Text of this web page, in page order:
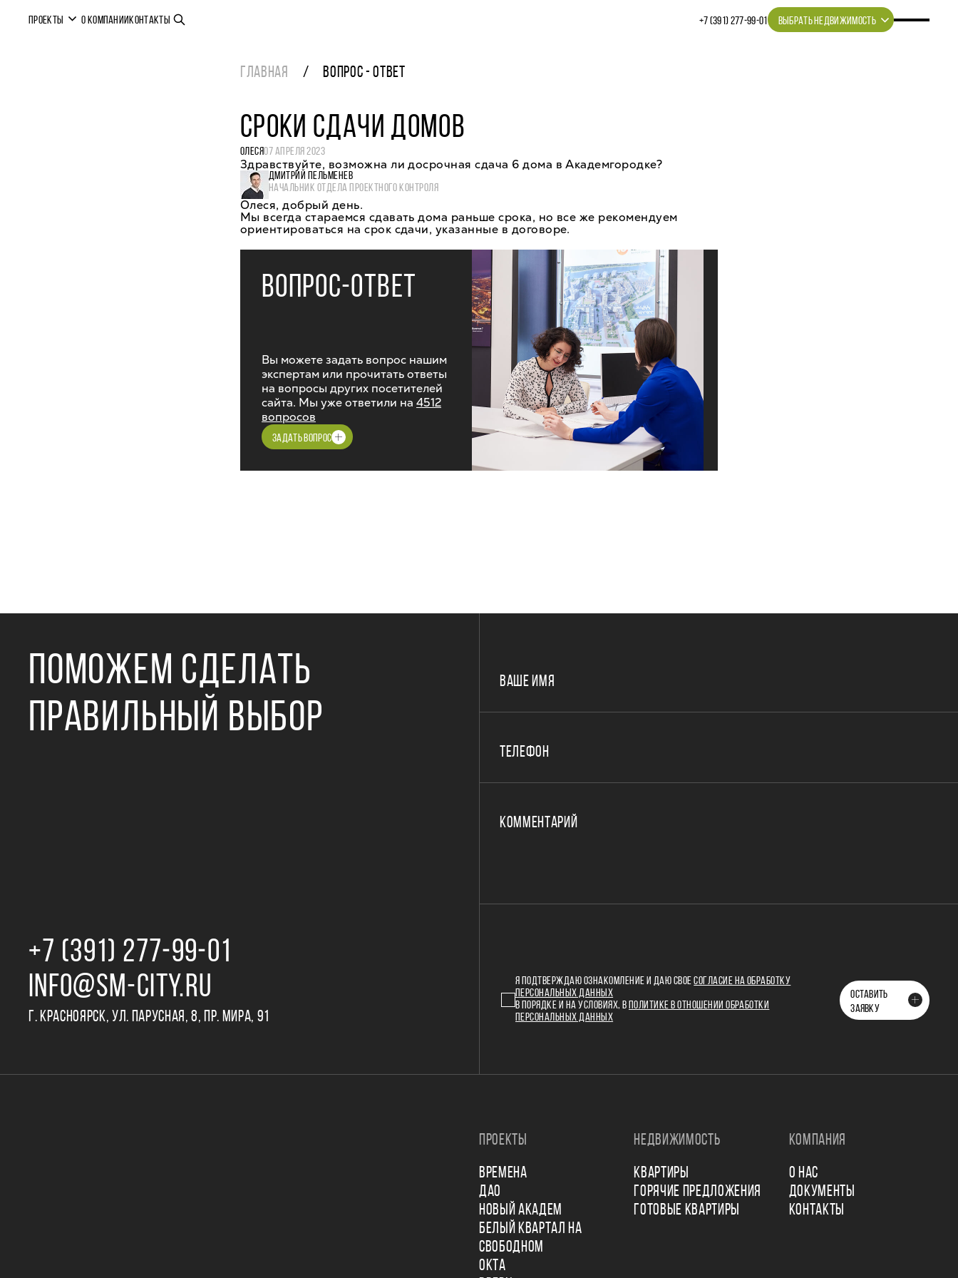
ПРОЕКТЫ О КОМПАНИИКОНТАКТЫ +7 (391) 277‒99‒01 ВЫБРАТЬ НЕДВИЖИМОСТЬ
ГЛАВНАЯ ВОПРОС - ОТВЕТ
СРОКИ СДАЧИ ДОМОВ
ОЛЕСЯ07 АПРЕЛЯ 2023
Здравствуйте, возможна ли досрочная сдача 6 дома в Академгородке?
ДМИТРИЙ ПЕЛЬМЕНЕВ
НАЧАЛЬНИК ОТДЕЛА ПРОЕКТНОГО КОНТРОЛЯ
Олеся, добрый день.
Мы всегда стараемся сдавать дома раньше срока, но все же рекомендуем
ориентироваться на срок сдачи, указанные в договоре.
ВОПРОС-ОТВЕТ
Вы можете задать вопрос нашим
экспертам или прочитать ответы
на вопросы других посетителей
сайта. Мы уже ответили на 4512
вопросов
ЗАДАТЬ ВОПРОС
ПОМОЖЕМ СДЕЛАТЬ
ПРАВИЛЬНЫЙ ВЫБОР
+7 (391) 277‒99‒01
INFO@SM-CITY.RU
Г. КРАСНОЯРСК, УЛ. ПАРУСНАЯ, 8, ПР. МИРА, 91
ВАШЕ ИМЯ
ТЕЛЕФОН
КОММЕНТАРИЙ
Я ПОДТВЕРЖДАЮ ОЗНАКОМЛЕНИЕ И ДАЮ СВОЕСОГЛАСИЕ НА ОБРАБОТКУ
ПЕРСОНАЛЬНЫХ ДАННЫХ
В ПОРЯДКЕ И НА УСЛОВИЯХ, В
ПОЛИТИКЕ В ОТНОШЕНИИ ОБРАБОТКИ
ПЕРСОНАЛЬНЫХ ДАННЫХ
ОСТАВИТЬ
ЗАЯВКУ
ПРОЕКТЫ
ВРЕМЕНА
ДАО
НОВЫЙ АКАДЕМ
БЕЛЫЙ КВАРТАЛ НА
СВОБОДНОМ
ОКТА
НЕДВИЖИМОСТЬ
КВАРТИРЫ
ГОРЯЧИЕ ПРЕДЛОЖЕНИЯ
ГОТОВЫЕ КВАРТИРЫ
КОМПАНИЯ
О НАС
ДОКУМЕНТЫ
КОНТАКТЫ